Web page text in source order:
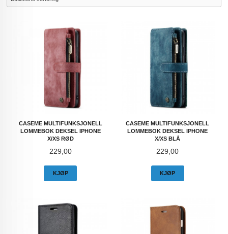
CASEME MULTIFUNKSJONELL
LOMMEBOK DEKSEL IPHONE
X/XS RØD
Pris
229,00
KJØP
CASEME MULTIFUNKSJONELL
LOMMEBOK DEKSEL IPHONE
X/XS BLÅ
Pris
229,00
KJØP